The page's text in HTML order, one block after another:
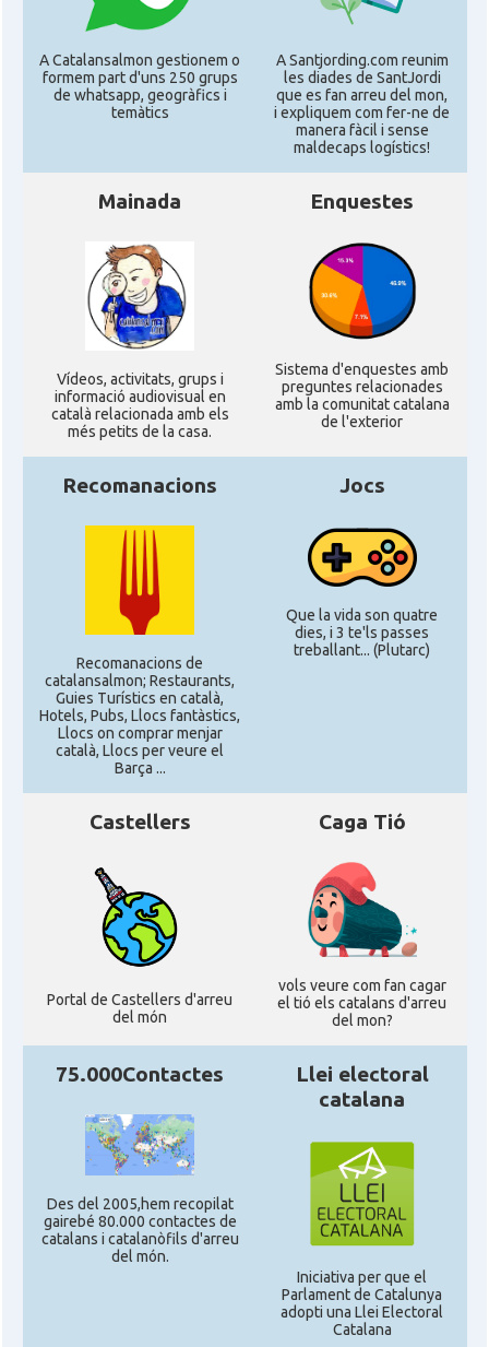
A Catalansalmon gestionem o
formem part d'uns 250 grups
de whatsapp, geogràfics i
temàtics
A Santjording.com reunim
les diades de SantJordi
que es fan arreu del mon,
i expliquem com fer-ne de
manera fàcil i sense
maldecaps logí­stics!
Mainada
Ví­deos, activitats, grups i
informació audiovisual en
català relacionada amb els
més petits de la casa.
Enquestes
Sistema d'enquestes amb
preguntes relacionades
amb la comunitat catalana
de l'exterior
Recomanacions
Recomanacions de
catalansalmon; Restaurants,
Guies Turístics en català,
Hotels, Pubs, Llocs fantàstics,
Llocs on comprar menjar
català, Llocs per veure el
Barça ...
Jocs
Que la vida son quatre
dies, i 3 te'ls passes
treballant... (Plutarc)
Castellers
Portal de Castellers d'arreu
del món
Caga Tió
vols veure com fan cagar
el tió els catalans d'arreu
del mon?
75.000Contactes
Des del 2005,hem recopilat
gairebé 80.000 contactes de
catalans i catalanòfils d'arreu
del món.
Llei electoral
catalana
Iniciativa per que el
Parlament de Catalunya
adopti una Llei Electoral
Catalana